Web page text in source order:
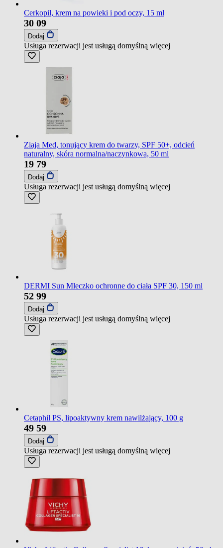
Cerkopil, krem na powieki i pod oczy, 15 ml
30 09
Dodaj
Usługa rezerwacji jest usługą domyślną więcej
Ziaja Med, tonujący krem do twarzy, SPF 50+, odcień
naturalny, skóra normalna/naczynkowa, 50 ml
19 79
Dodaj
Usługa rezerwacji jest usługą domyślną więcej
DERMI Sun Mleczko ochronne do ciała SPF 30, 150 ml
52 99
Dodaj
Usługa rezerwacji jest usługą domyślną więcej
Cetaphil PS, lipoaktywny krem nawilżający, 100 g
49 59
Dodaj
Usługa rezerwacji jest usługą domyślną więcej